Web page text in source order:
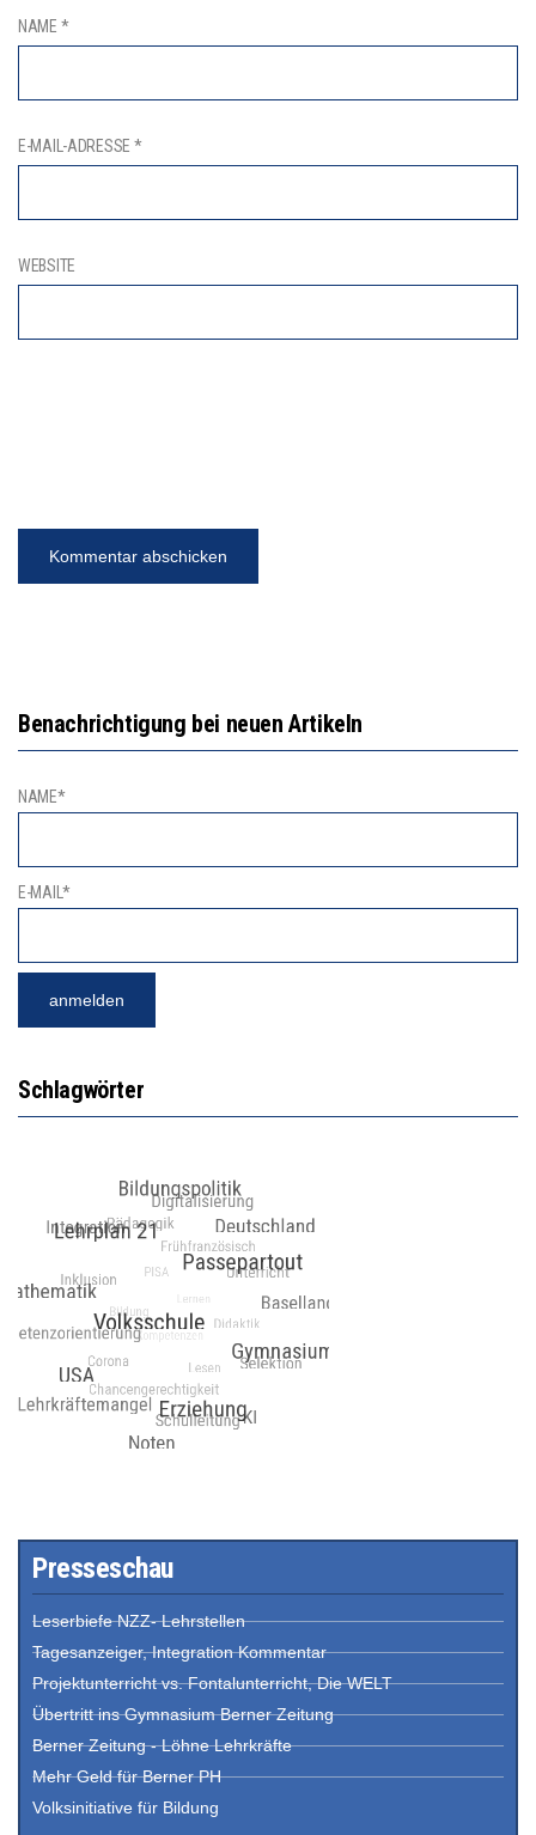
NAME *
E-MAIL-ADRESSE *
WEBSITE
Benachrichtigung bei neuen Artikeln
NAME*
E-MAIL*
Schlagwörter
Presseschau
Leserbiefe NZZ- Lehrstellen
Tagesanzeiger, Integration Kommentar
Projektunterricht vs. Fontalunterricht, Die WELT
Übertritt ins Gymnasium Berner Zeitung
Berner Zeitung - Löhne Lehrkräfte
Mehr Geld für Berner PH
Volksinitiative für Bildung